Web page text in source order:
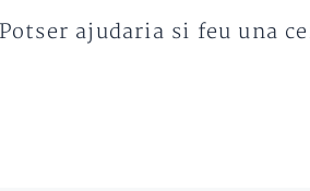
ajudaria si feu una